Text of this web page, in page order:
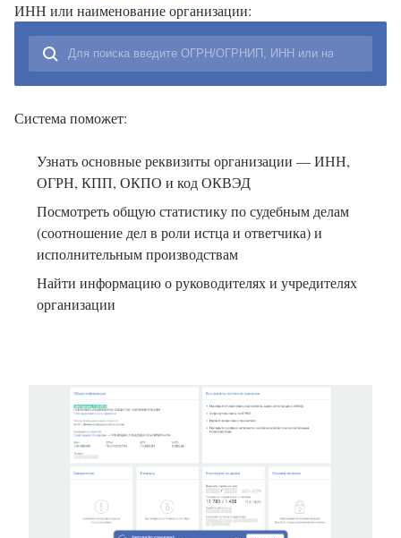
ИНН или наименование организации:
Система поможет:
Узнать основные реквизиты организации — ИНН,
ОГРН, КПП, ОКПО и код ОКВЭД
Посмотреть общую статистику по судебным делам
(соотношение дел в роли истца и ответчика) и
исполнительным производствам
Найти информацию о руководителях и учредителях
организации